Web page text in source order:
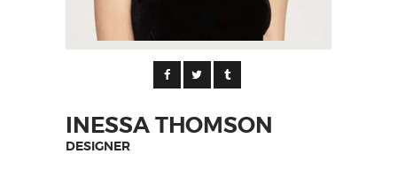
INESSA THOMSON
DESIGNER